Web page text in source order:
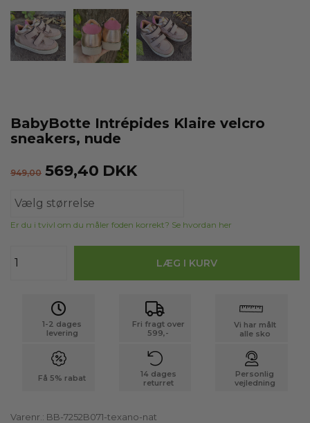
BabyBotte Intrépides Klaire velcro
sneakers, nude
949,00 569,40 DKK
Er du i tvivl om du måler foden korrekt? Se hvordan her
1-2 dages
levering
Fri fragt over
599,-
Vi har målt
alle sko
Få 5% rabat
14 dages
returret
Personlig
vejledning
Varenr.: BB-7252B071-texano-nat